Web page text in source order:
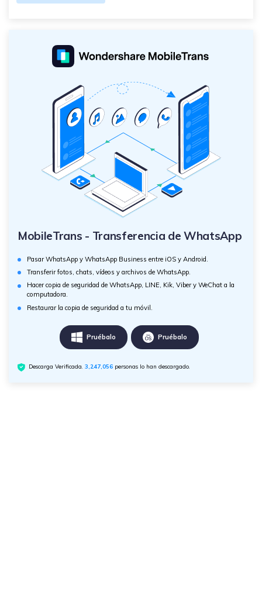
MobileTrans - Transferencia de WhatsApp
Pasar WhatsApp y WhatsApp Business entre iOS y Android.
Transferir fotos, chats, vídeos y archivos de WhatsApp.
Hacer copia de seguridad de WhatsApp, LINE, Kik, Viber y WeChat a la
computadora.
Restaurar la copia de seguridad a tu móvil.
Pruébalo Pruébalo
Descarga Verificada.3,247,056 personas lo han descargado.